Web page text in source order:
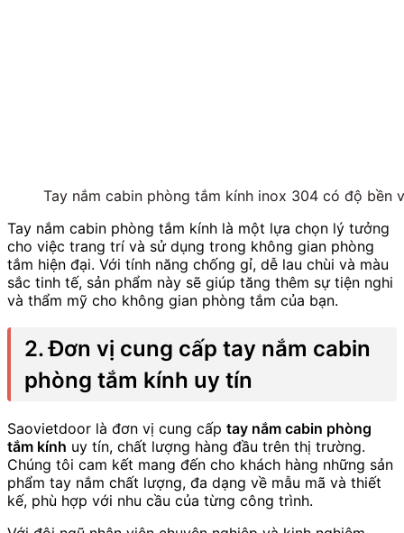
Tay nắm cabin phòng tắm kính inox 304 có độ bền
Tay nắm cabin phòng tắm kính là một lựa chọn lý tưởng
cho việc trang trí và sử dụng trong không gian phòng
tắm hiện đại. Với tính năng chống gỉ, dễ lau chùi và màu
sắc tinh tế, sản phẩm này sẽ giúp tăng thêm sự tiện nghi
và thẩm mỹ cho không gian phòng tắm của bạn.
2. Đơn vị cung cấp tay nắm cabin
phòng tắm kính uy tín
Saovietdoor là đơn vị cung cấp tay nắm cabin phòng
tắm kính uy tín, chất lượng hàng đầu trên thị trường.
Chúng tôi cam kết mang đến cho khách hàng những sản
phẩm tay nắm chất lượng, đa dạng về mẫu mã và thiết
kế, phù hợp với nhu cầu của từng công trình.